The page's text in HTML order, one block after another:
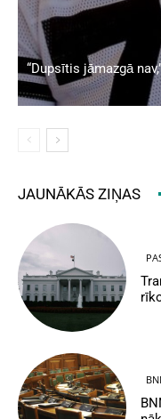
“Dupsītis jāmazgā
JAUNĀKĀS ZIŅAS